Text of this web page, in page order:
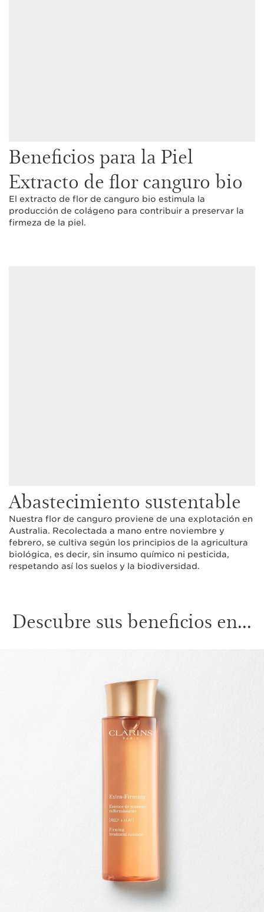
Beneficios para la Piel
Extracto de flor canguro bio
El extracto de flor de canguro bio estimula la
producción de colágeno para contribuir a preservar la
firmeza de la piel.
Abastecimiento sustentable
Nuestra flor de canguro proviene de una explotación en
Australia. Recolectada a mano entre noviembre y
febrero, se cultiva según los principios de la agricultura
biológica, es decir, sin insumo químico ni pesticida,
respetando así los suelos y la biodiversidad.
Descubre sus beneficios en...